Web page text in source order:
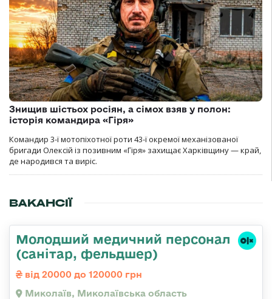
Знищив шістьох росіян, а сімох взяв у полон:
історія командира «Гіря»
Командир 3-ї мотопіхотної роти 43-ї окремої механізованої
бригади Олексій із позивним «Гіря» захищає Харківщину — край,
де народився та виріс.
ВАКАНСІЇ
Молодший медичний персонал
(санітар, фельдшер)
від 20000 до 120000 грн
Миколаїв, Миколаївська область